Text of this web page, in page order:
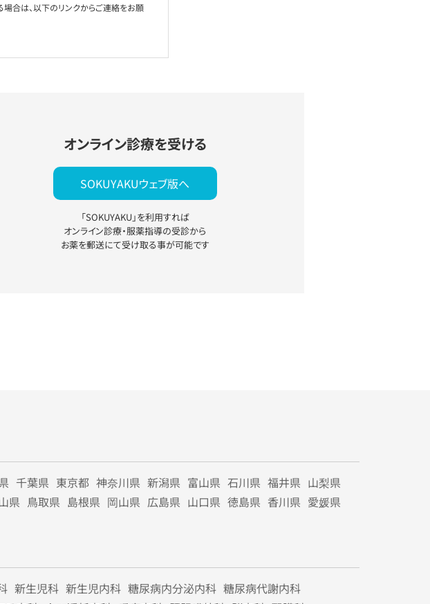
場合は、以下のリンクからご連絡をお願
オンライン診療を受ける
SOKUYAKUウェブ版へ
「SOKUYAKU」を利用すれば
オンライン診療・服薬指導の受診から
お薬を郵送にて受け取る事が可能です
千葉県 東京都 神奈川県 新潟県 富山県 石川県 福井県 山梨県
県 鳥取県 島根県 岡山県 広島県 山口県 徳島県 香川県 愛媛県
新生児科 新生児内科 糖尿病内分泌内科 糖尿病代謝内科